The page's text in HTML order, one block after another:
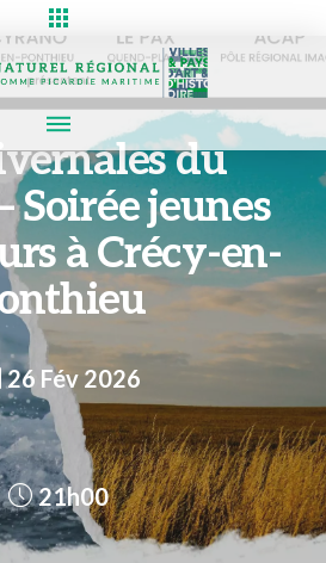
du
Soirée jeunes
à Crécy-en-
26 Fév 2026
21h00